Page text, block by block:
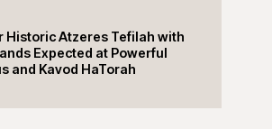
Historic Atzeres Tefilah with
Expected at Powerful
and Kavod HaTorah